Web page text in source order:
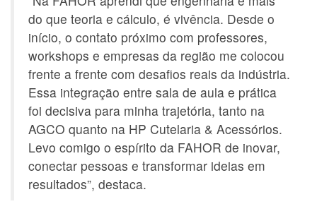
do que teoria e cálculo, é vivência. Desde o
início, o contato próximo com professores,
workshops e empresas da região me colocou
frente a frente com desafios reais da indústria.
Essa integração entre sala de aula e prática
foi decisiva para minha trajetória, tanto na
AGCO quanto na HP Cutelaria & Acessórios.
Levo comigo o espírito da FAHOR de inovar,
conectar pessoas e transformar ideias em
resultados”, destaca.